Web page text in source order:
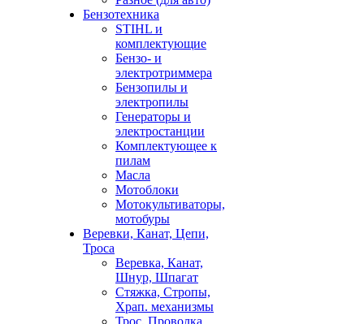
Бензотехника
STIHL и
комплектующие
Бензо- и
электротриммера
Бензопилы и
электропилы
Генераторы и
электростанции
Комплектующее к
пилам
Масла
Мотоблоки
Мотокультиваторы,
мотобуры
Веревки, Канат, Цепи,
Троса
Веревка, Канат,
Шнур, Шпагат
Стяжка, Стропы,
Храп. механизмы
Трос, Проволка